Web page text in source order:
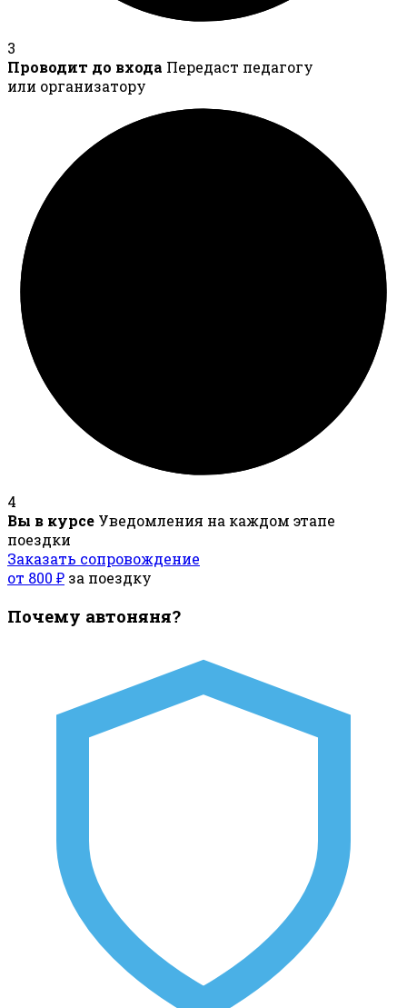
3
Проводит до входа Передаст педагогу
или организатору
4
Вы в курсе Уведомления на каждом этапе
поездки
Заказать сопровождение
от 800 ₽ за поездку
Почему автоняня?